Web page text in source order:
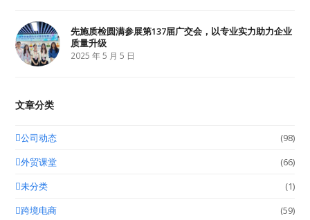
先施质检圆满参展第137届广交会，以专业实力助力企业
质量升级
2025 年 5 月 5 日
文章分类
公司动态
(98)
外贸课堂
(66)
未分类
(1)
跨境电商
(59)